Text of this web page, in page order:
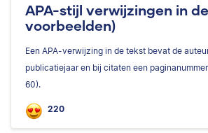
APA-stijl verwijzingen in
voorbeelden)
Een APA-verwijzing in de tekst bevat de
publicatiejaar en bij citaten een
60).
220